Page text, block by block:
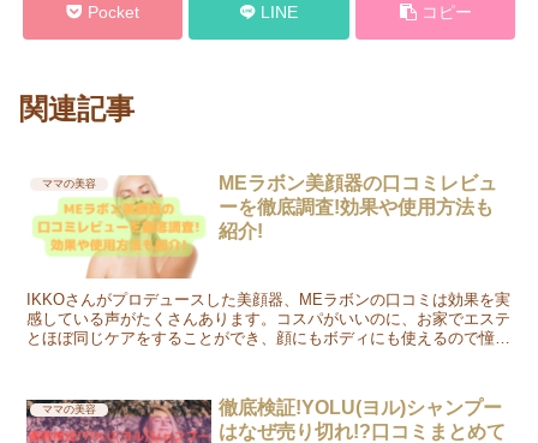
Pocket LINE コピー
関連記事
ママの美容
MEラボン美顔器の口コミレビュ
ーを徹底調査!効果や使用方法も
紹介!
IKKOさんがプロデュースした美顔器、MEラボンの口コミは効果を実
感している声がたくさんあります。コスパがいいのに、お家でエステ
とほぼ同じケアをすることができ、顔にもボディにも使えるので憧れ
ママの美容
徹底検証!YOLU(ヨル)シャンプー
はなぜ売り切れ!?口コミまとめて